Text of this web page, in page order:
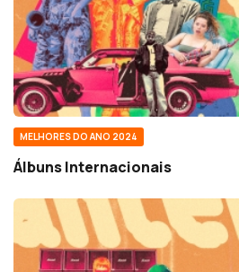
MELHORES DO ANO 2024
Álbuns Internacionais